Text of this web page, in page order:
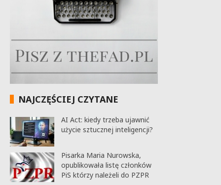
NAJCZĘŚCIEJ CZYTANE
AI Act: kiedy trzeba ujawnić
użycie sztucznej inteligencji?
Pisarka Maria Nurowska,
opublikowała listę członków
PiS którzy należeli do PZPR